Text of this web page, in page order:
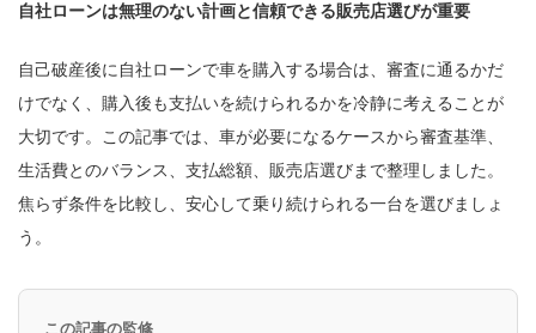
自社ローンは無理のない計画と信頼できる販売店選びが重要
自己破産後に自社ローンで車を購入する場合は、審査に通るかだ
けでなく、購入後も支払いを続けられるかを冷静に考えることが
大切です。この記事では、車が必要になるケースから審査基準、
生活費とのバランス、支払総額、販売店選びまで整理しました。
焦らず条件を比較し、安心して乗り続けられる一台を選びましょ
う。
この記事の監修